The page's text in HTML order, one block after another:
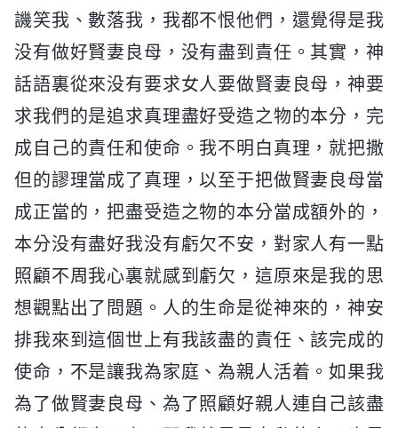
譏笑我、數落我，我都不恨他們，還覺得是我
没有做好賢妻良母，没有盡到責任。其實，神
話語裏從來没有要求女人要做賢妻良母，神要
求我們的是追求真理盡好受造之物的本分，完
成自己的責任和使命。我不明白真理，就把撒
但的謬理當成了真理，以至于把做賢妻良母當
成正當的，把盡受造之物的本分當成額外的，
本分没有盡好我没有虧欠不安，對家人有一點
照顧不周我心裏就感到虧欠，這原來是我的思
想觀點出了問題。人的生命是從神來的，神安
排我來到這個世上有我該盡的責任、該完成的
使命，不是讓我為家庭、為親人活着。如果我
為了做賢妻良母、為了照顧好親人連自己該盡